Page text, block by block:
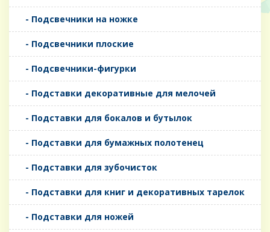
- Подсвечники на ножке
- Подсвечники плоские
- Подсвечники-фигурки
- Подставки декоративные для мелочей
- Подставки для бокалов и бутылок
- Подставки для бумажных полотенец
- Подставки для зубочисток
- Подставки для книг и декоративных тарелок
- Подставки для ножей